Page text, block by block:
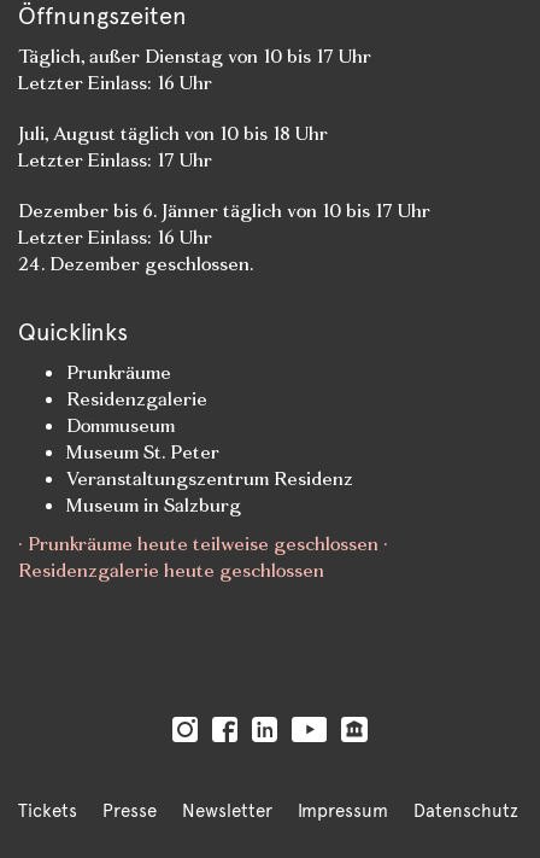
Öffnungszeiten
Täglich, außer Dienstag von 10 bis 17 Uhr
Letzter Einlass: 16 Uhr
Juli, August täglich von 10 bis 18 Uhr
Letzter Einlass: 17 Uhr
Dezember bis 6. Jänner täglich von 10 bis 17 Uhr
Letzter Einlass: 16 Uhr
24. Dezember geschlossen.
Quicklinks
Prunkräume
Residenzgalerie
Dommuseum
Museum St. Peter
Veranstaltungszentrum Residenz
Museum in Salzburg
· Prunkräume heute teilweise geschlossen ·
Residenzgalerie heute geschlossen
Tickets Presse Newsletter Impressum Datenschutz